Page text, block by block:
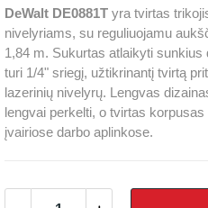
DeWalt DE0881T yra tvirtas
nivelyriams, su reguliuojamu
1,84 m. Sukurtas atlaikyti
turi 1/4" sriegį, užtikrinantį tvirtą
lazerinių nivelyrų. Lengvas
lengvai perkelti, o tvirtas
įvairiose darbo aplinkose.